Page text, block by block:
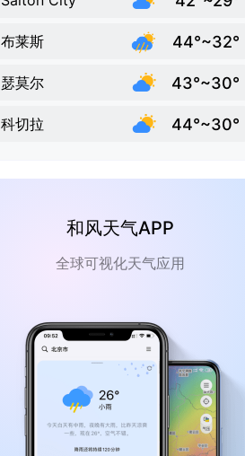
布莱斯 44°~32°
瑟莫尔 43°~30°
科切拉 44°~30°
和风天气APP
全球可视化天气应用